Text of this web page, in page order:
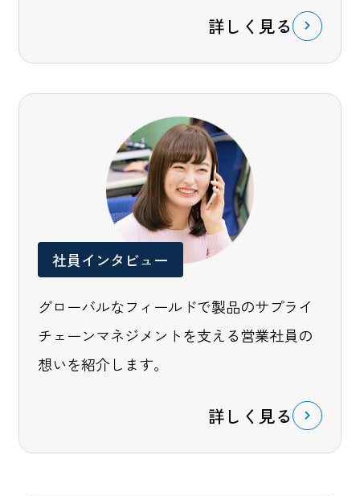
詳しく見る
社員インタビュー
グローバルなフィールドで製品のサプライ
チェーンマネジメントを支える営業社員の
想いを紹介します。
詳しく見る